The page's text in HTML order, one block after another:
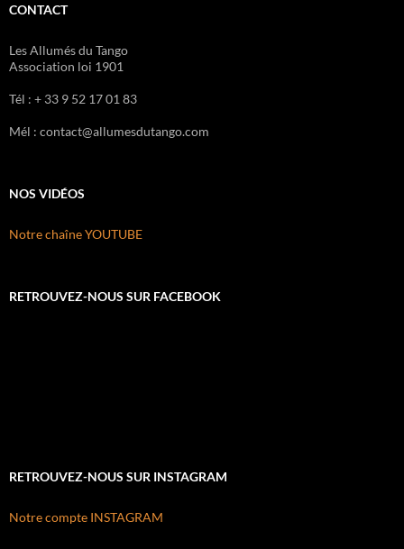
CONTACT
Les Allumés du Tango
Association loi 1901
Tél : + 33 9 52 17 01 83
Mél : contact@allumesdutango.com
NOS VIDÉOS
Notre chaîne YOUTUBE
RETROUVEZ-NOUS SUR FACEBOOK
RETROUVEZ-NOUS SUR INSTAGRAM
Notre compte INSTAGRAM